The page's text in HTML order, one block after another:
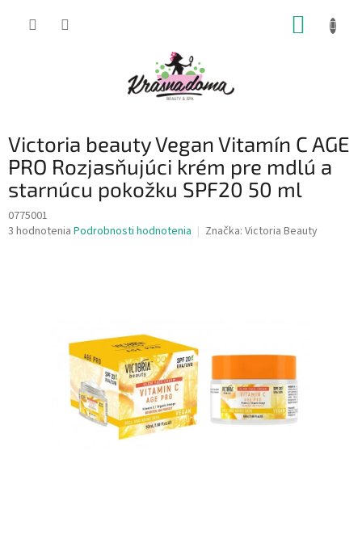
Victoria beauty Vegan Vitamín C AGE
PRO Rozjasňujúci krém pre mdlú a
starnúcu pokožku SPF20 50 ml
0775001
Priemerné
3 hodnotenia Podrobnosti hodnotenia Značka: Victoria Beauty